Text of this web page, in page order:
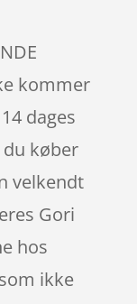
kommer
dages
køber
velkendt
Gori
hos
ikke